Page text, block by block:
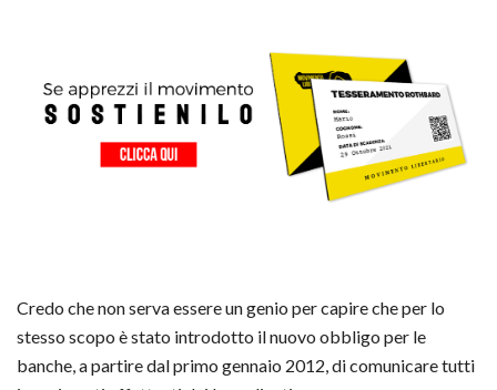
Credo che non serva essere un genio per capire che per lo
stesso scopo è stato introdotto il nuovo obbligo per le
banche, a partire dal primo gennaio 2012, di comunicare tutti